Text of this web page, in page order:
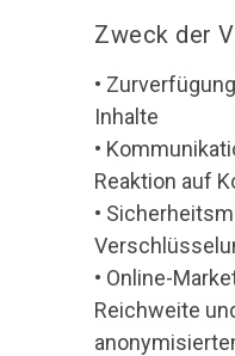
Zweck der
•
Inhalte
•
Reaktion auf
•
• Online-
Reichweite